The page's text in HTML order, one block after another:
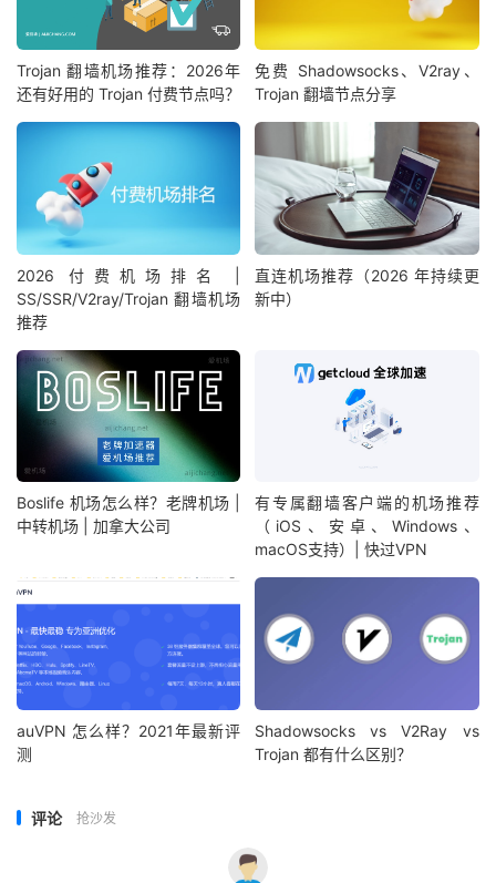
Trojan 翻墙机场推荐：2026年
还有好用的 Trojan 付费节点吗？
免费 Shadowsocks、V2ray、
Trojan 翻墙节点分享
2026 付费机场排名 |
SS/SSR/V2ray/Trojan 翻墙机场
推荐
直连机场推荐（2026 年持续更
新中）
Boslife 机场怎么样？老牌机场 |
中转机场 | 加拿大公司
有专属翻墙客户端的机场推荐
（iOS、安卓、Windows、
macOS支持）| 快过VPN
auVPN 怎么样？2021年最新评
测
Shadowsocks vs V2Ray vs
Trojan 都有什么区别？
评论 抢沙发